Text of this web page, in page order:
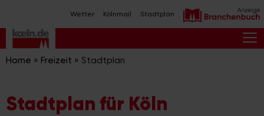
Inhalt
springen
Wetter Kölnmail Stadtplan
Home » Freizeit » Stadtplan
Stadtplan für Köln